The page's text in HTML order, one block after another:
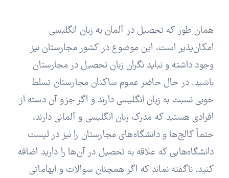
همان طور که تحصیل در آلمان به زبان انگلیسی
امکان‌پذیر است، این موضوع در کشور مجارستان نیز
وجود داشته و نباید نگران زبان تحصیل در مجارستان
باشید. در حال حاضر عموم ساکنان مجارستان تسلط
خوبی نسبت به زبان انگلیسی دارند و اگر جزو آن دسته از
افرادی هستید که مدرک زبان انگلیسی و آلمانی دارند،
حتماً کالج‌ها و دانشگاه‌های مجارستان را نیز در لیست
دانشگاه‌هایی که علاقه به تحصیل در آن‌ها را دارید اضافه
کنید. ناگفته نماند که اگر همچنان سوالات و ابهاماتی